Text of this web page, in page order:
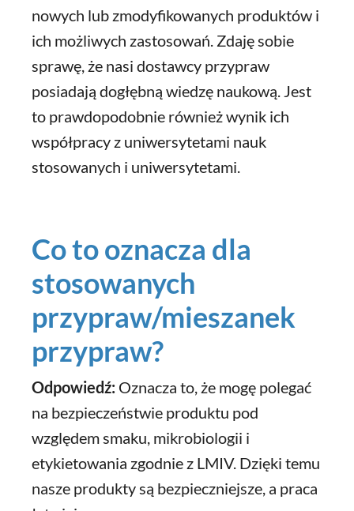
nowych lub zmodyfikowanych produktów i
ich możliwych zastosowań. Zdaję sobie
sprawę, że nasi dostawcy przypraw
posiadają dogłębną wiedzę naukową. Jest
to prawdopodobnie również wynik ich
współpracy z uniwersytetami nauk
stosowanych i uniwersytetami.
Co to oznacza dla
stosowanych
przypraw/mieszanek
przypraw?
Odpowiedź: Oznacza to, że mogę polegać
na bezpieczeństwie produktu pod
względem smaku, mikrobiologii i
etykietowania zgodnie z LMIV. Dzięki temu
nasze produkty są bezpieczniejsze, a praca